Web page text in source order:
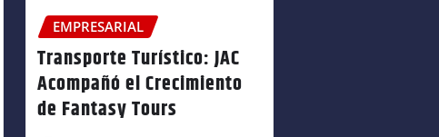
EMPRESARIAL
Transporte Turístico: JAC
Acompañó el Crecimiento
de Fantasy Tours